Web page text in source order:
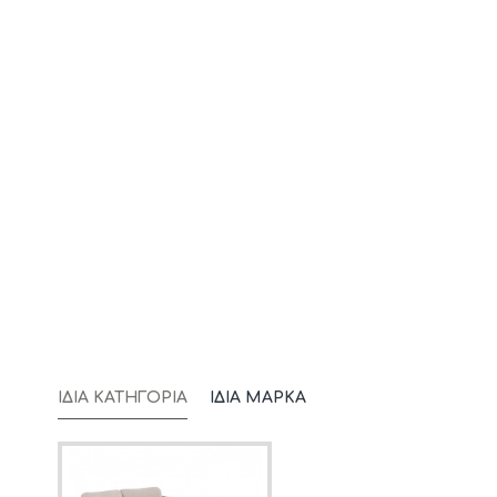
ΊΔΙΑ ΚΑΤΗΓΟΡΊΑ ΊΔΙΑ ΜΆΡΚΑ